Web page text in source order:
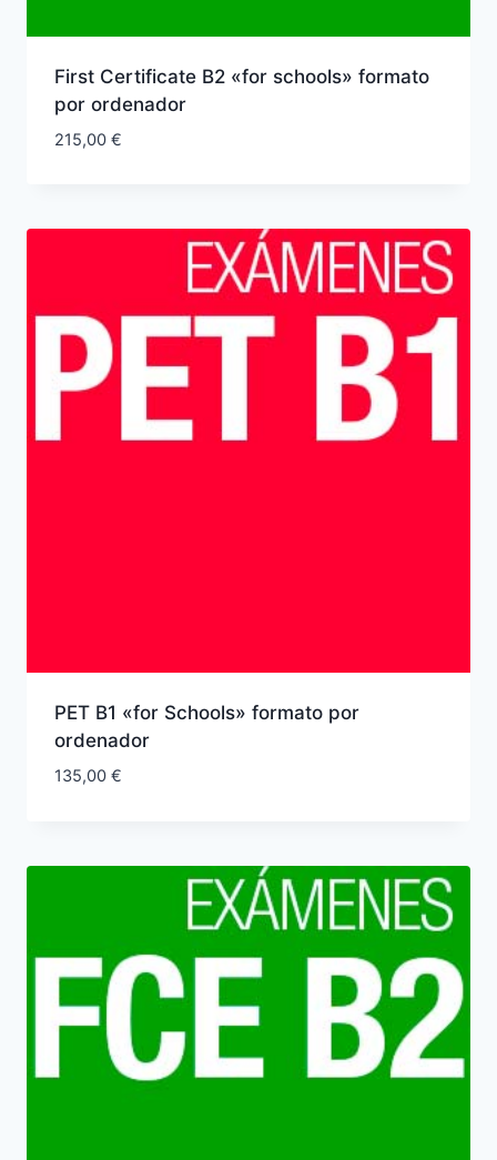
First Certificate B2 «for schools» formato
por ordenador
215,00 €
PET B1 «for Schools» formato por
ordenador
135,00 €